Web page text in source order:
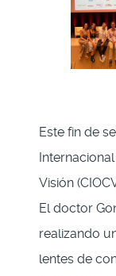
Este fin de
Visión
El doctor
realizando
lentes de